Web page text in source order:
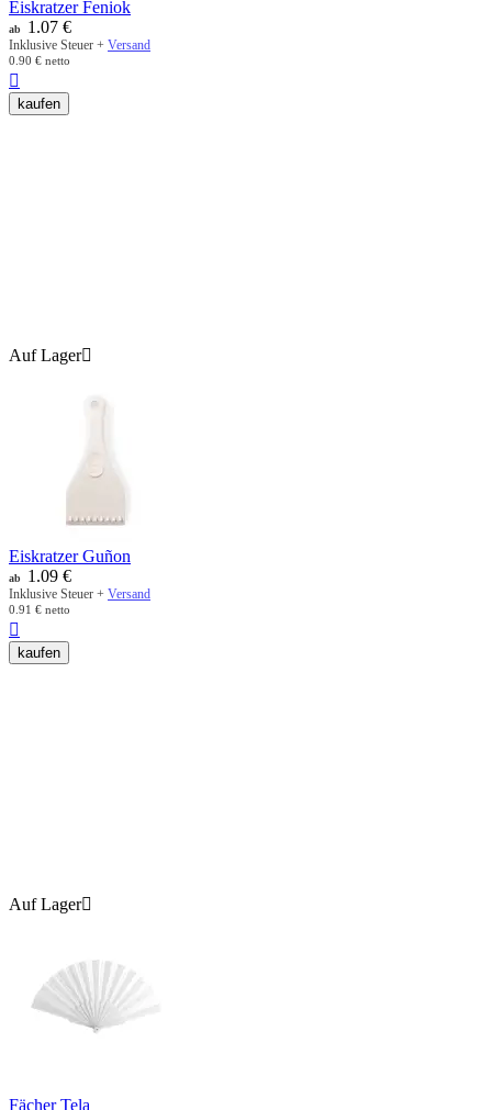
Eiskratzer Feniok
ab 1.07 €
Inklusive Steuer + Versand
0.90 € netto

kaufen
Auf Lager
Eiskratzer Guñon
ab 1.09 €
Inklusive Steuer + Versand
0.91 € netto

kaufen
Auf Lager
Fächer Tela